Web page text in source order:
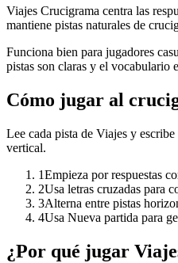
Viajes Crucigrama centra las
mantiene pistas naturales de
Funciona bien para jugadores
pistas son claras y el vocabulario
Cómo jugar al
Lee cada pista de Viajes y
vertical.
1Empieza por respuestas
2Usa letras cruzadas para
3Alterna entre pistas
4Usa Nueva partida para
¿Por qué jugar